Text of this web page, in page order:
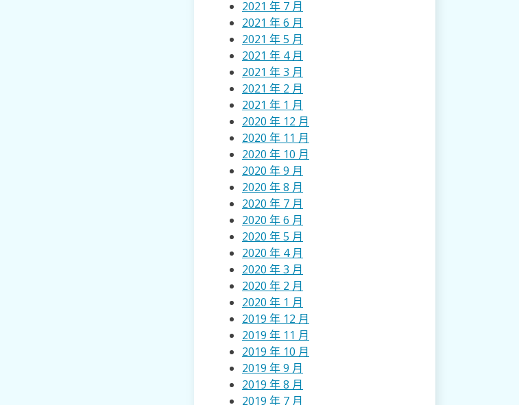
2021 年 7 月
2021 年 6 月
2021 年 5 月
2021 年 4 月
2021 年 3 月
2021 年 2 月
2021 年 1 月
2020 年 12 月
2020 年 11 月
2020 年 10 月
2020 年 9 月
2020 年 8 月
2020 年 7 月
2020 年 6 月
2020 年 5 月
2020 年 4 月
2020 年 3 月
2020 年 2 月
2020 年 1 月
2019 年 12 月
2019 年 11 月
2019 年 10 月
2019 年 9 月
2019 年 8 月
2019 年 7 月